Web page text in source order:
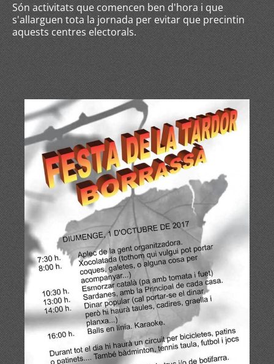
Són activitats que comencen ben d'hora i que
s'allarguen tota la jornada per evitar que precintin
aquests centres electorals.